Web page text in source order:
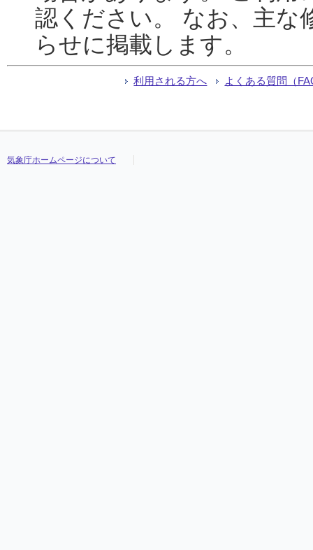
認ください。 なお、主な
らせに掲載します。
利用される方へ よくある質問（
気象庁ホームページについて